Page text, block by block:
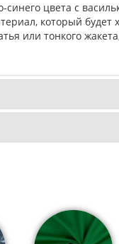
синего цвета с
который будет
или тонкого